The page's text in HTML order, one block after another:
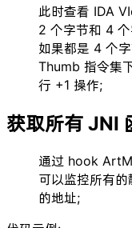
此时查看 IDA
2 个字节和 4
如果都是 4 个
Thumb 指令集
行 +1 操作;
获取所有 JNI
通过 hook
可以监控所有
的地址;